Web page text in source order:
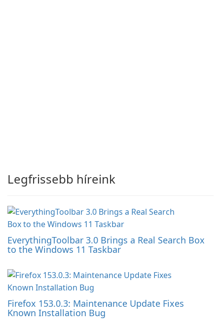
Legfrissebb híreink
EverythingToolbar 3.0 Brings a Real Search Box
to the Windows 11 Taskbar
Firefox 153.0.3: Maintenance Update Fixes
Known Installation Bug